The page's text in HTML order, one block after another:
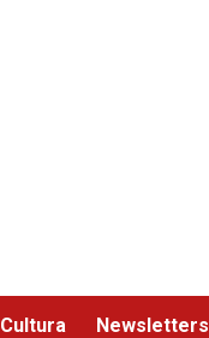
Cultura Newsletters